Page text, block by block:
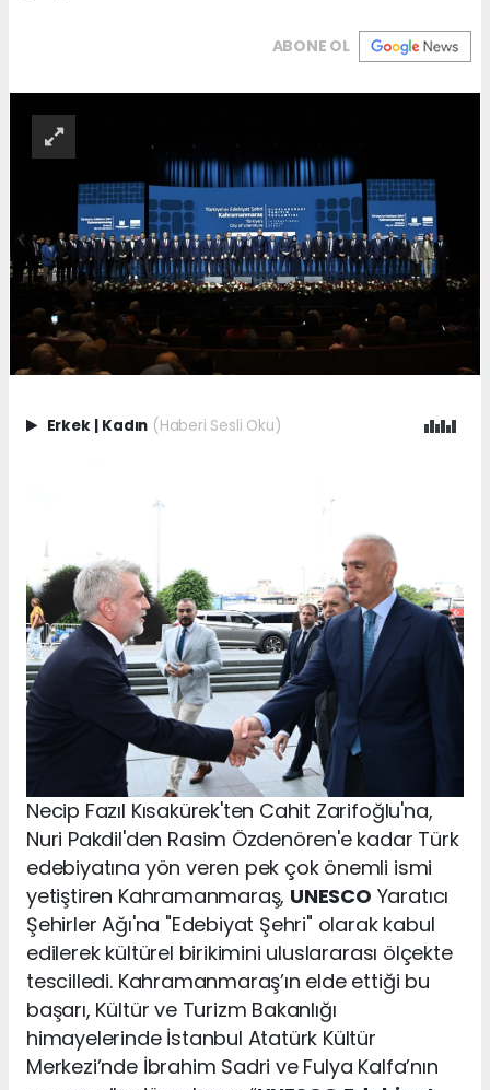
ABONE OL
Erkek | Kadın (Haberi Sesli Oku)
Necip Fazıl Kısakürek'ten Cahit Zarifoğlu'na,
Nuri Pakdil'den Rasim Özdenören'e kadar Türk
edebiyatına yön veren pek çok önemli ismi
yetiştiren Kahramanmaraş, UNESCO Yaratıcı
Şehirler Ağı'na "Edebiyat Şehri" olarak kabul
edilerek kültürel birikimini uluslararası ölçekte
tescilledi. Kahramanmaraş’ın elde ettiği bu
başarı, Kültür ve Turizm Bakanlığı
himayelerinde İstanbul Atatürk Kültür
Merkezi’nde İbrahim Sadri ve Fulya Kalfa’nın